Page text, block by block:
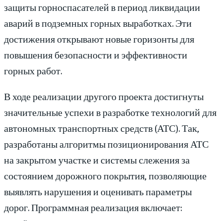
защиты горноспасателей в период ликвидации
аварий в подземных горных выработках. Эти
достижения открывают новые горизонты для
повышения безопасности и эффективности
горных работ.
В ходе реализации другого проекта достигнуты
значительные успехи в разработке технологий для
автономных транспортных средств (АТС). Так,
разработаны алгоритмы позиционирования АТС
на закрытом участке и системы слежения за
состоянием дорожного покрытия, позволяющие
выявлять нарушения и оценивать параметры
дорог. Программная реализация включает: